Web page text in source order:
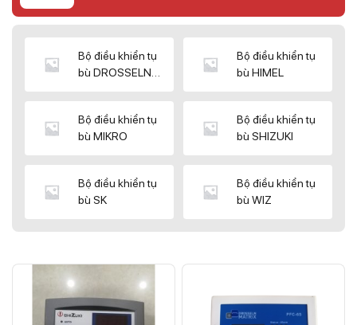
Bộ điều khiển tụ
bù DROSSELN
Bộ điều khiển tụ
bù HIMEL
Bộ điều khiển tụ
bù MIKRO
Bộ điều khiển tụ
bù SHIZUKI
Bộ điều khiển tụ
bù SK
Bộ điều khiển tụ
bù WIZ